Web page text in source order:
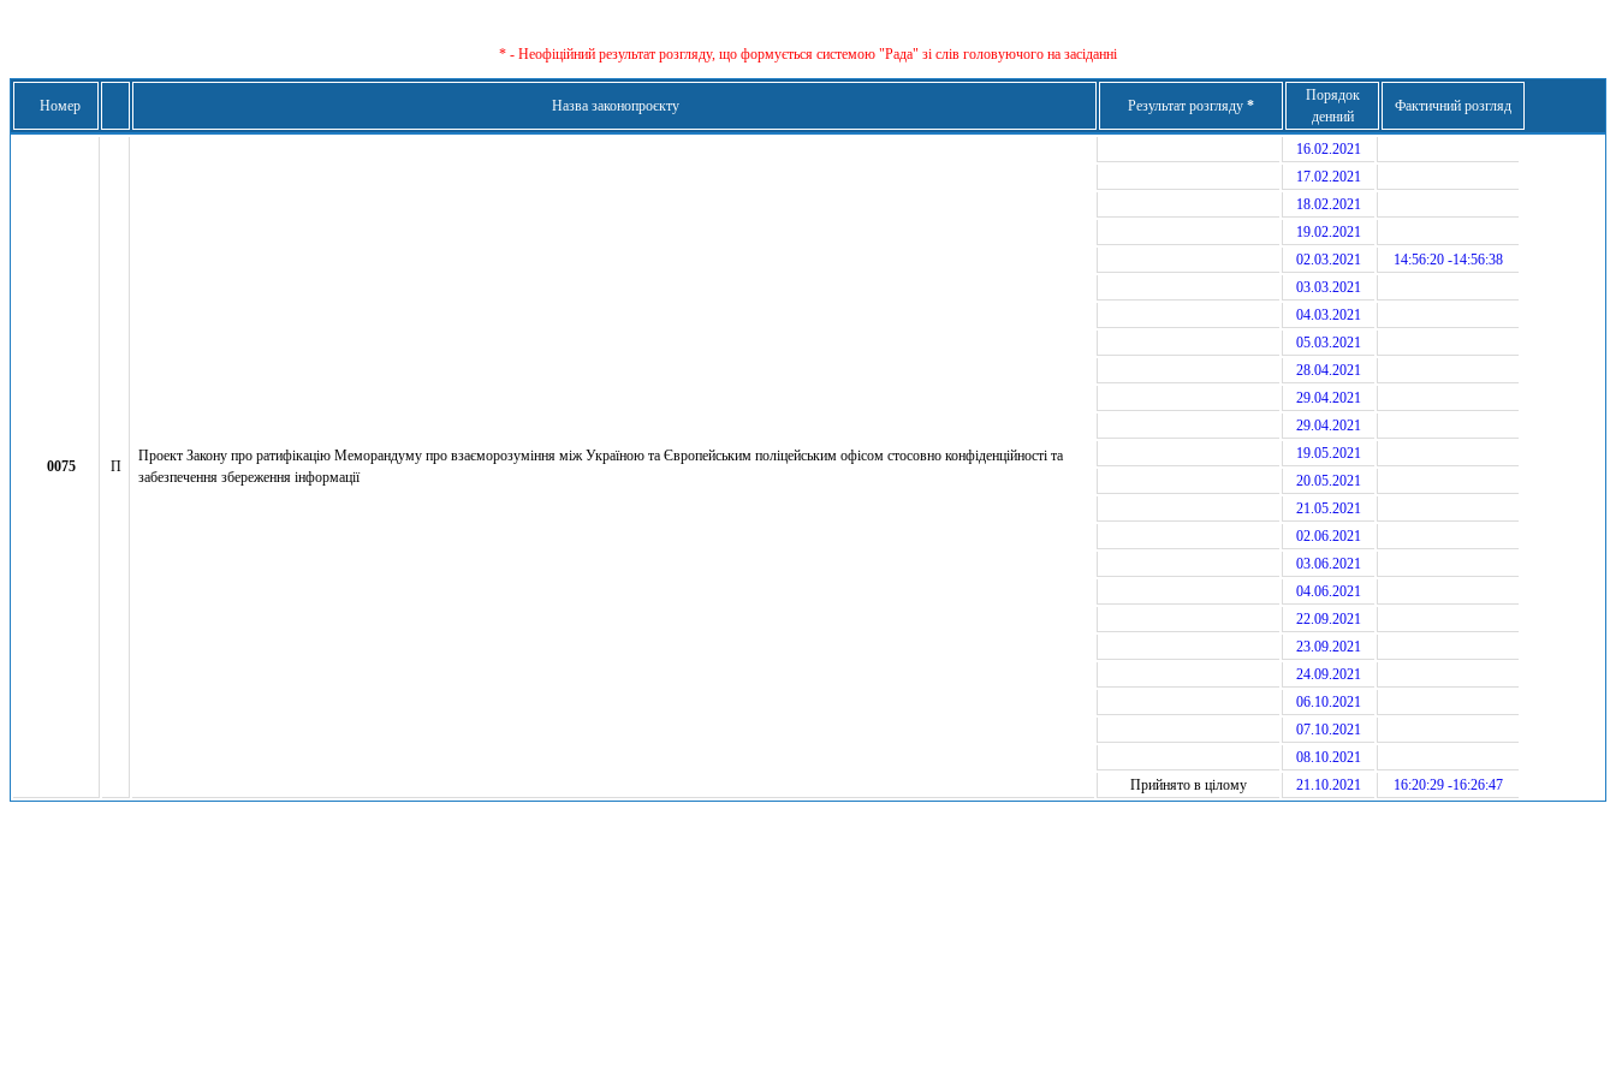
* - Неофіційний результат розгляду, що формується сиcтемою "Рада" зі слів головуючого на засіданні
Номер Назва законопроєкту Результат розгляду *
Порядок
денний
Фактичний розгляд
0075 П
Проект Закону про ратифікацію Меморандуму про взаєморозуміння між Україною та Європейським поліцейським офісом стосовно конфіденційності та
забезпечення збереження інформації
16.02.2021
17.02.2021
18.02.2021
19.02.2021
02.03.2021
14:56:20 -14:56:38
03.03.2021
04.03.2021
05.03.2021
28.04.2021
29.04.2021
29.04.2021
19.05.2021
20.05.2021
21.05.2021
02.06.2021
03.06.2021
04.06.2021
22.09.2021
23.09.2021
24.09.2021
06.10.2021
07.10.2021
08.10.2021
Прийнято в цілому
21.10.2021 16:20:29 -16:26:47